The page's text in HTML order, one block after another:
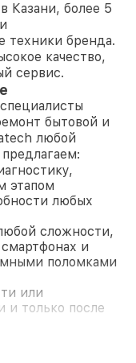
Казани, более 5
техники бренда.
качество,
сервис.
бытовой и
любой
этапом
любых
сложности,
и
поломками
или
и только после
В случае